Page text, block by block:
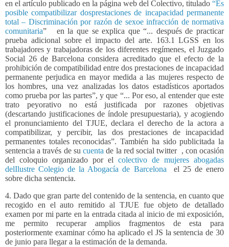
en el artículo publicado en la página web del Colectivo, titulado “Es
posible compatibilizar dosprestaciones de incapacidad permanente
total – Discriminación por razón de sexoe infracción de normativa
comunitaria”
en la que se explica que “... después de practicar
prueba adicional sobre el impacto del arte. 163.1 LGSS en los
trabajadores y trabajadoras de los diferentes regímenes, el Juzgado
Social 26 de Barcelona considera acreditado que el efecto de la
prohibición de compatibilidad entre dos prestaciones de incapacidad
permanente perjudica en mayor medida a las mujeres respecto de
los hombres, una vez analizadas los datos estadísticos aportados
como prueba por las partes”, y que “... Por eso, al entender que este
trato peyorativo no está justificada por razones objetivas
(descartando justificaciones de índole presupuestaria), y acogiendo
el pronunciamiento del TJUE, declara el derecho de la actora a
compatibilizar, y percibir, las dos prestaciones de incapacidad
permanentes totales reconocidas”. También ha sido publicitada la
sentencia a través de sucuentade la red social twitter , con ocasión
del coloquio organizado por el colectivo de mujeres abogadas
delIlustre Colegio de la Abogacía de Barcelona
el 25 de enero
sobre dicha sentencia.
4. Dado que gran parte del contenido de la sentencia, en cuanto que
recogido en el auto remitido al TJUE fue objeto de detallado
examen por mi parte en la entrada citada al inicio de mi exposición,
me permito recuperar amplios fragmentos de esta para
posteriormente examinar cómo ha aplicado el JS la sentencia de 30
de junio para llegar a la estimación de la demanda.